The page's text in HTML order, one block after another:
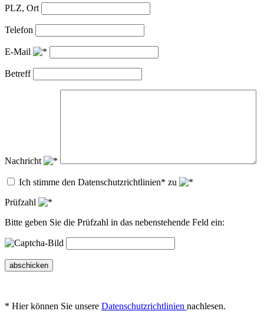
PLZ, Ort
Telefon
E-Mail
Betreff
Nachricht
Ich stimme den Datenschutzrichtlinien* zu
Prüfzahl
Bitte geben Sie die Prüfzahl in das nebenstehende Feld ein:
abschicken
* Hier können Sie unsere Datenschutzrichtlinien nachlesen.